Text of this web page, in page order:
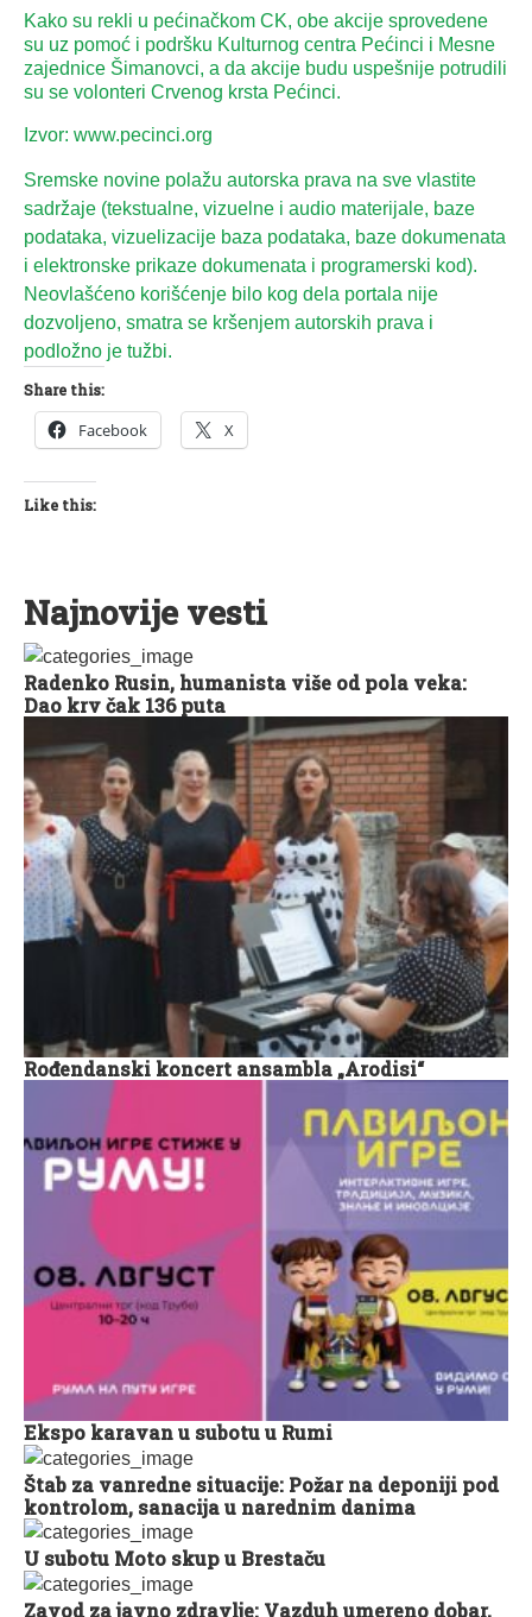
Kako su rekli u pećinačkom CK, obe akcije sprovedene
su uz pomoć i podršku Kulturnog centra Pećinci i Mesne
zajednice Šimanovci, a da akcije budu uspešnije potrudili
su se volonteri Crvenog krsta Pećinci.
Izvor: www.pecinci.org
Sremske novine polažu autorska prava na sve vlastite
sadržaje (tekstualne, vizuelne i audio materijale, baze
podataka, vizuelizacije baza podataka, baze dokumenata
i elektronske prikaze dokumenata i programerski kod).
Neovlašćeno korišćenje bilo kog dela portala nije
dozvoljeno, smatra se kršenjem autorskih prava i
podložno je tužbi.
Share this:
Facebook X
Like this:
Najnovije vesti
Radenko Rusin, humanista više od pola veka:
Dao krv čak 136 puta
Rođendanski koncert ansambla „Arodisi“
Ekspo karavan u subotu u Rumi
Štab za vanredne situacije: Požar na deponiji pod
kontrolom, sanacija u narednim danima
U subotu Moto skup u Brestaču
Zavod za javno zdravlje: Vazduh umereno dobar,